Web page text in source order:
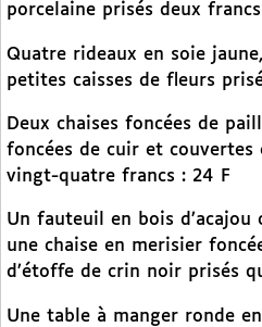
porcelaine prisés deux
Quatre rideaux en soie
petites caisses de fleurs
Deux chaises foncées de
foncées de cuir et
vingt-quatre francs : 24 F
Un fauteuil en bois
une chaise en merisier
d’étoffe de crin noir prisés
Une table à manger ronde